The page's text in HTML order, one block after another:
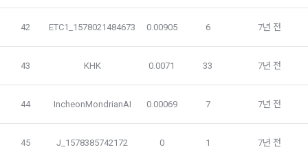
제 6 조 (개인정보)
1. “개인회원” 및 “인재회원”의 개인정보보호에 관해서는 관련법
령 및 본 약관에서 정한 바에 의한다.
2. “회사”는 이용계약과 서비스의 원활한 이행을 위하여 “개인회
다. 다만 그 경우에는 일정 부분 서비스의 이용이 제한될 수 있
을 통해 이용자의 개인정보가 수집
4) 오프라인에서 진행되는 이벤트, 세미나, 시상식 등에서 서면
을 통해 개인정보가 수집
5) 데이콘과 제휴한 외부 기업이나 단체로부터 개인정보를 제공
받을 수 있으며, 이러한 경우에는 정보통신망법에 따라 제휴사
42 ETC1_1578021484673 0.00905 6 7년 전
43 KHK 0.0071 33 7년 전
44 IncheonMondrianAI 0.00069 7 7년 전
45 J_1578385742172 0 1 7년 전